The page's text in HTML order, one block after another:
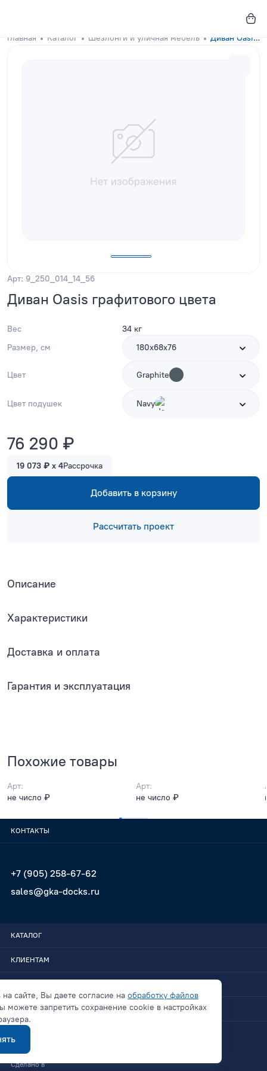
Главная Каталог Шезлонги и уличная мебель Диван Oasis Graphite
Арт: 9_250_014_14_56
Диван Oasis графитового цвета
Вес
34 кг
Размер, см
180х68х76
Цвет Graphite
Цвет подушек Navy
76 290 ₽
19 073 ₽ x 4Рассрочка
Добавить в корзину
Рассчитать проект
Описание
Характеристики
Доставка и оплата
Гарантия и эксплуатация
Похожие товары
Арт:
не число ₽
Арт:
не число ₽
КОНТАКТЫ
+7 (905) 258-67-62
sales@gka-docks.ru
КАТАЛОГ
КЛИЕНТАМ
СВЯЗАТЬСЯ
Политика конфиденциальности
Сделано в
на сайте, Вы даете согласие на обработку файлов
можете запретить сохранение cookie в настройках